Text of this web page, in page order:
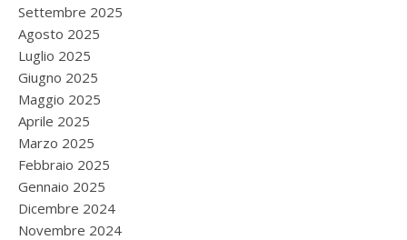
Settembre 2025
Agosto 2025
Luglio 2025
Giugno 2025
Maggio 2025
Aprile 2025
Marzo 2025
Febbraio 2025
Gennaio 2025
Dicembre 2024
Novembre 2024